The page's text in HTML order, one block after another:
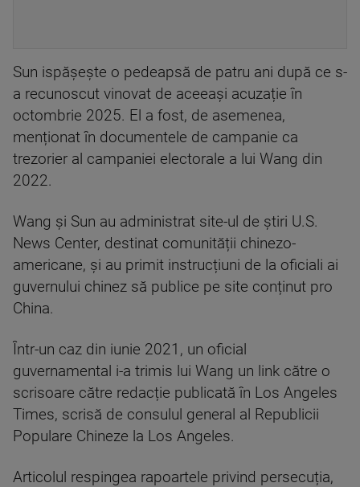
Sun ispășește o pedeapsă de patru ani după ce s-
a recunoscut vinovat de aceeași acuzație în
octombrie 2025. El a fost, de asemenea,
menționat în documentele de campanie ca
trezorier al campaniei electorale a lui Wang din
2022.
Wang și Sun au administrat site-ul de știri U.S.
News Center, destinat comunității chinezo-
americane, și au primit instrucțiuni de la oficiali ai
guvernului chinez să publice pe site conținut pro
China.
Într-un caz din iunie 2021, un oficial
guvernamental i-a trimis lui Wang un link către o
scrisoare către redacție publicată în Los Angeles
Times, scrisă de consulul general al Republicii
Populare Chineze la Los Angeles.
Articolul respingea rapoartele privind persecuția,